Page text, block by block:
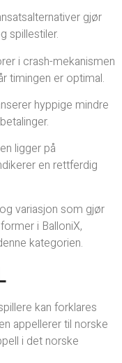
gjør
spillestiler.
i crash-mekanismen
timingen er optimal.
hyppige mindre
ligger på
en rettferdig
variasjon som gjør
i BalloniX,
kategorien.
kan forklares
appellerer til norske
i det norske